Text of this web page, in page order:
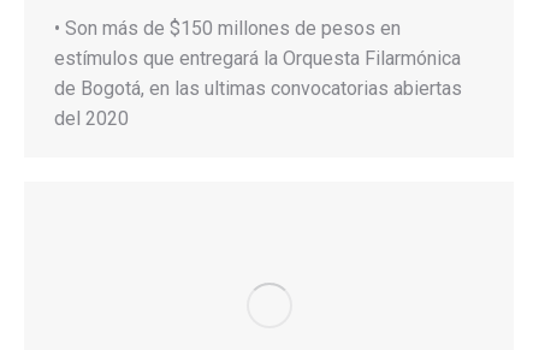
• Son más de $150 millones de pesos en
estímulos que entregará la Orquesta Filarmónica
de Bogotá, en las ultimas convocatorias abiertas
del 2020